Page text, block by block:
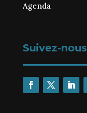
Agenda
Suivez-nous